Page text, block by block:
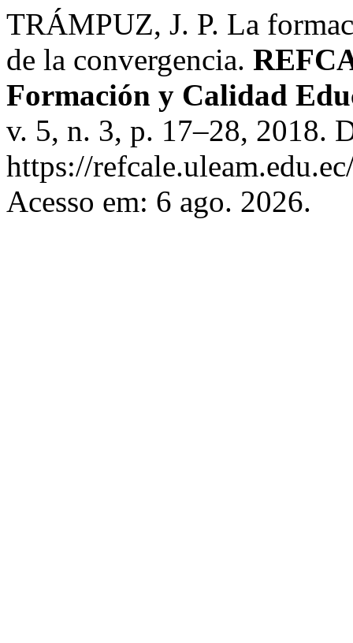
TRÁMPUZ, J. P. La
de la convergencia.
Formación y Calidad
v. 5, n. 3, p. 17–28, 2018.
https://
Acesso em: 6 ago. 2026.